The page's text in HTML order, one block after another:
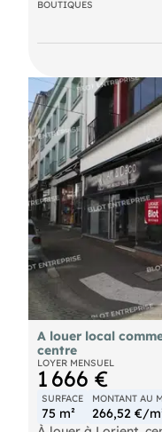
accessibilité
par les voies
visibilité optimale
chauffage par
Disponibilité
activité sans
risques naturels,
auxquels ces biens
sur le site
BOUTIQUES
A louer local
centre
LOYER MENSUEL
1 666 €
SURFACE
75 m²
MONTANT AU
266,52 €/